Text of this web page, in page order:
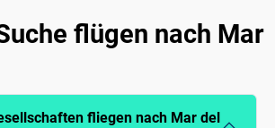
flügen nach Mar
fliegen nach Mar del